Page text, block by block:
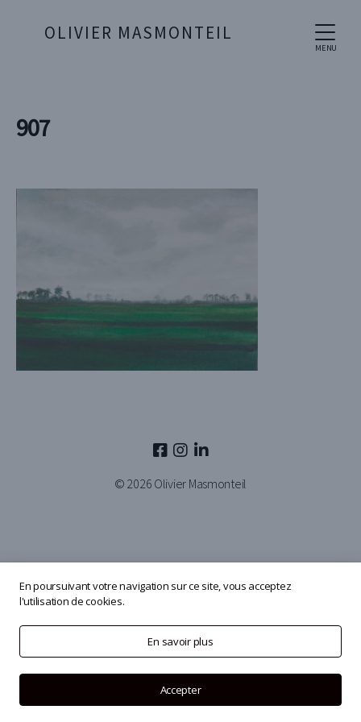
MENU
OLIVIER MASMONTEIL
907
© 2026 Olivier Masmonteil
En poursuivant votre navigation sur ce site, vous acceptez
l'utilisation de cookies.
En savoir plus
Accepter